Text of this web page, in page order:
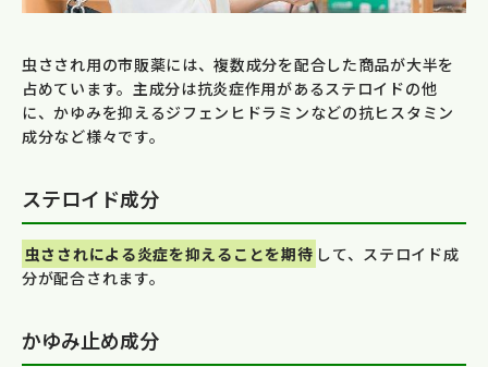
虫さされ用の市販薬には、複数成分を配合した商品が大半を
占めています。主成分は抗炎症作用があるステロイドの他
に、かゆみを抑えるジフェンヒドラミンなどの抗ヒスタミン
成分など様々です。
ステロイド成分
虫さされによる炎症を抑えることを期待 して、ステロイド成
分が配合されます。
かゆみ止め成分